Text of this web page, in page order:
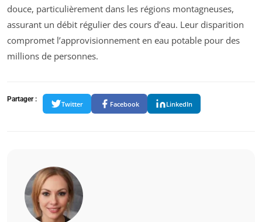
douce, particulièrement dans les régions montagneuses,
assurant un débit régulier des cours d’eau. Leur disparition
compromet l’approvisionnement en eau potable pour des
millions de personnes.
Partager :
Twitter Facebook LinkedIn